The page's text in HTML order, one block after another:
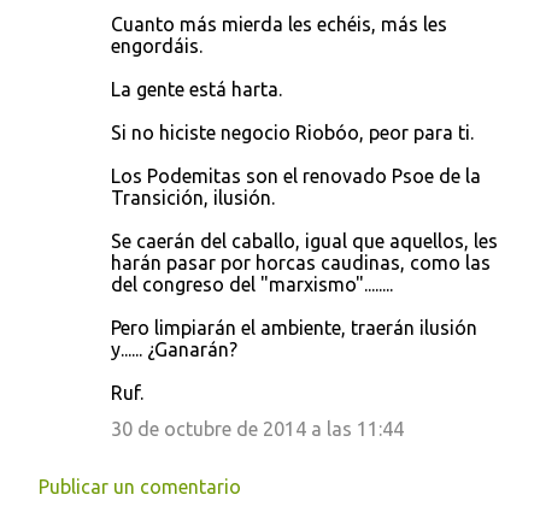
Cuanto más mierda les echéis, más les
engordáis.
La gente está harta.
Si no hiciste negocio Riobóo, peor para ti.
Los Podemitas son el renovado Psoe de la
Transición, ilusión.
Se caerán del caballo, igual que aquellos, les
harán pasar por horcas caudinas, como las
del congreso del "marxismo"........
Pero limpiarán el ambiente, traerán ilusión
y...... ¿Ganarán?
Ruf.
30 de octubre de 2014 a las 11:44
Publicar un comentario